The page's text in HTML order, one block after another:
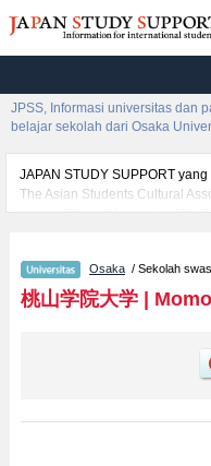
JPSS, Informasi universitas dan
belajar sekolah dari Osaka
JAPAN STUDY SUPPORT
The Asian Students Cultural
menyediakan informasi sekitar
informasi per fakultas seperti
ArtsatauFakultas
AdministrationatauFakultas
jumlah kelulusan ujian masuk
mengenai ujian masuk,
Osaka / Sekolah
桃山学院大学|